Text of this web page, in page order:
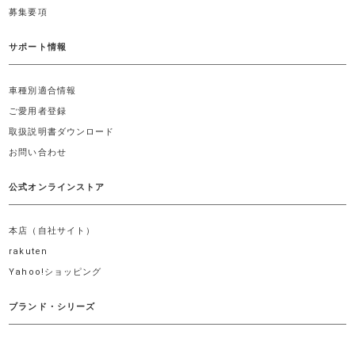
募集要項
サポート情報
車種別適合情報
ご愛用者登録
取扱説明書ダウンロード
お問い合わせ
公式オンラインストア
本店（自社サイト）
rakuten
Yahoo!ショッピング
ブランド・シリーズ